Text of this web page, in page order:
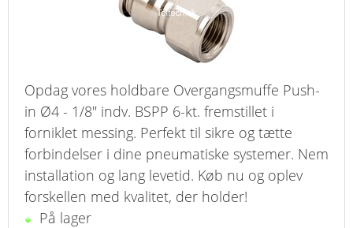
KUNDECENTER
FAVORIT
KONTAKT
B2BLOGIN
Opdag vores holdbare Overgangsmuffe Push-
in Ø4 - 1/8" indv. BSPP 6-kt. fremstillet i
forniklet messing. Perfekt til sikre og tætte
forbindelser i dine pneumatiske systemer. Nem
installation og lang levetid. Køb nu og oplev
forskellen med kvalitet, der holder!
På lager